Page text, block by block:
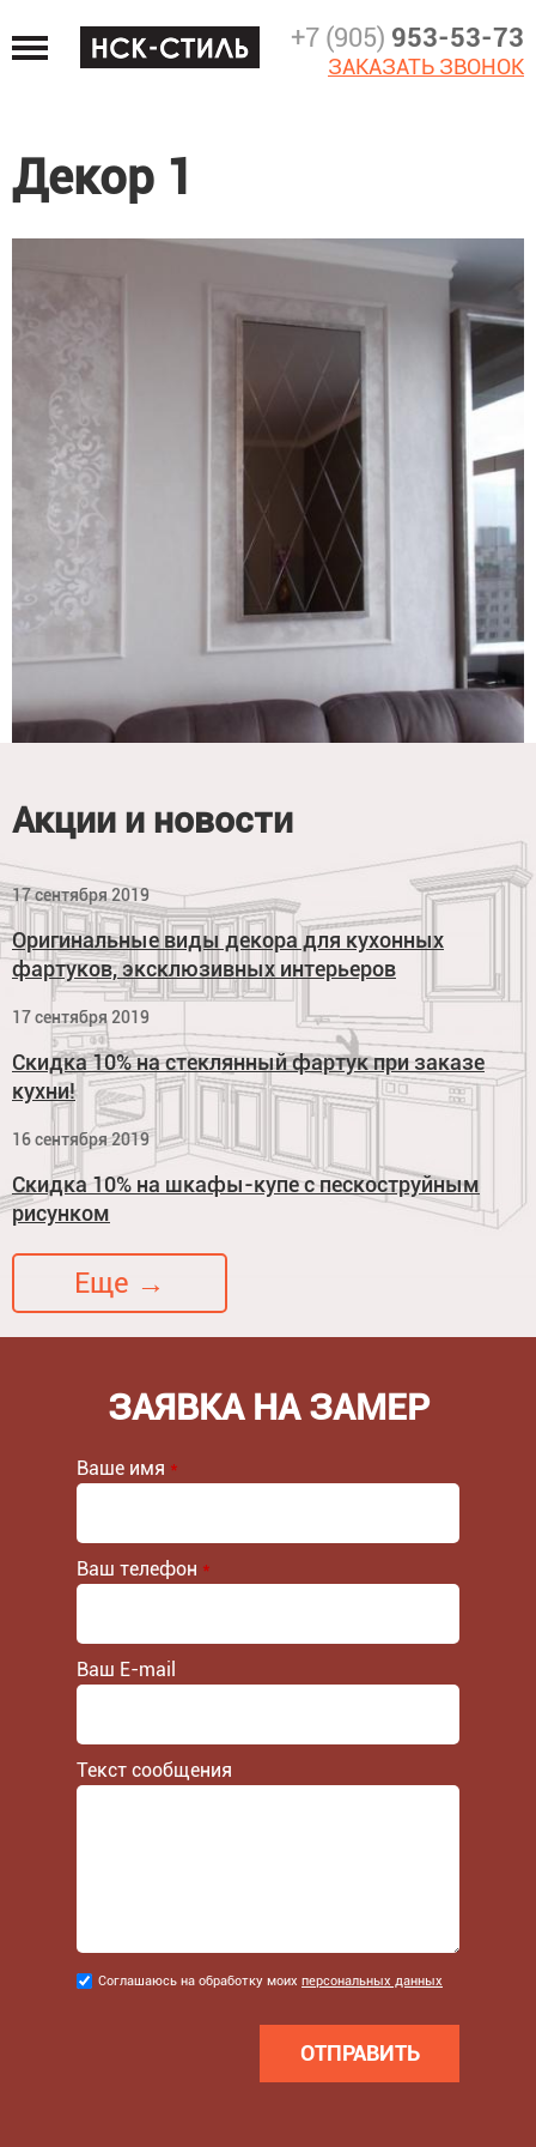
to
navigation
+7 (905) 953-53-73
ЗАКАЗАТЬ ЗВОНОК
Декор 1
Акции и новости
17 сентября 2019
Оригинальные виды декора для кухонных
фартуков, эксклюзивных интерьеров
17 сентября 2019
Скидка 10% на стеклянный фартук при заказе
кухни!
16 сентября 2019
Скидка 10% на шкафы-купе с пескоструйным
рисунком
Еще →
ЗАЯВКА НА ЗАМЕР
Ваше имя *
Ваш телефон *
Ваш E-mail
Текст сообщения
Соглашаюсь
Соглашаюсь на обработку моих персональных данных